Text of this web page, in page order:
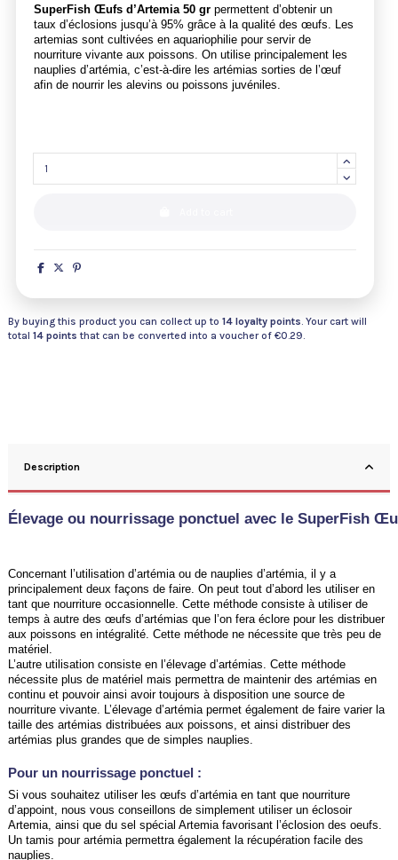
SuperFish Œufs d’Artemia 50 gr permettent d’obtenir un
taux d’éclosions jusqu’à 95% grâce à la qualité des œufs. Les
artemias sont cultivées en aquariophilie pour servir de
nourriture vivante aux poissons. On utilise principalement les
nauplies d’artémia, c’est-à-dire les artémias sorties de l’œuf
afin de nourrir les alevins ou poissons juvéniles.
By buying this product you can collect up to 14 loyalty points. Your cart will
total 14 points that can be converted into a voucher of €0.29.
Description
Élevage ou nourrissage ponctuel avec le SuperFish
Concernant l’utilisation d’artémia ou de nauplies d’artémia, il y a
principalement deux façons de faire. On peut tout d’abord les utiliser en
tant que nourriture occasionnelle. Cette méthode consiste à utiliser de
temps à autre des œufs d’artémias que l’on fera éclore pour les distribuer
aux poissons en intégralité. Cette méthode ne nécessite que très peu de
matériel.
L’autre utilisation consiste en l’élevage d’artémias. Cette méthode
nécessite plus de matériel mais permettra de maintenir des artémias en
continu et pouvoir ainsi avoir toujours à disposition une source de
nourriture vivante. L’élevage d’artémia permet également de faire varier la
taille des artémias distribuées aux poissons, et ainsi distribuer des
artémias plus grandes que de simples nauplies.
Pour un nourrissage ponctuel :
Si vous souhaitez utiliser les œufs d’artémia en tant que nourriture
d’appoint, nous vous conseillons de simplement utiliser un éclosoir
Artemia, ainsi que du sel spécial Artemia favorisant l’éclosion des oeufs.
Un tamis pour artémia permettra également la récupération facile des
nauplies.